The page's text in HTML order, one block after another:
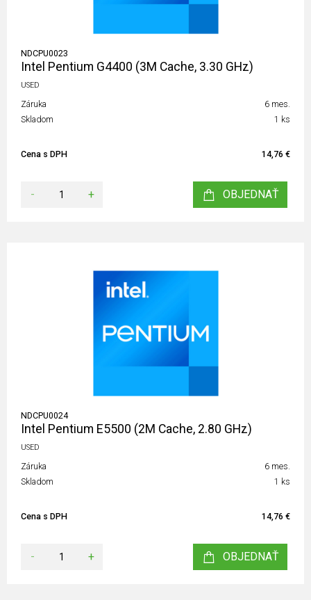
NDCPU0023
Intel Pentium G4400 (3M Cache, 3.30 GHz)
USED
Záruka
6 mes.
Skladom
1 ks
Cena s DPH 14,76 €
- + OBJEDNAŤ
NDCPU0024
Intel Pentium E5500 (2M Cache, 2.80 GHz)
USED
Záruka
6 mes.
Skladom
1 ks
Cena s DPH 14,76 €
- + OBJEDNAŤ